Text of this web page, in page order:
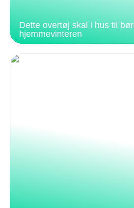
Dette overtøj skal i hus til
hjemmevinteren